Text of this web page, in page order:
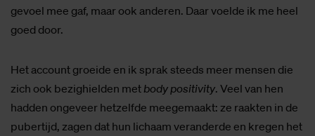
gevoel mee gaf, maar ook anderen. Daar voelde ik me heel
goed door.
Het account groeide en ik sprak steeds meer mensen die
zich ook bezighielden met body positivity. Veel van hen
hadden ongeveer hetzelfde meegemaakt: ze raakten in de
pubertijd, zagen dat hun lichaam veranderde en kregen het